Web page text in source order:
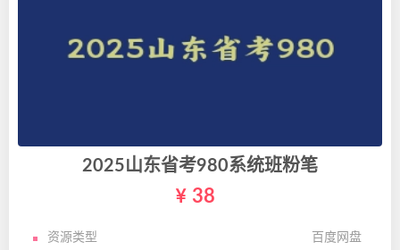
2025山东省考980系统班粉笔
38
资源类型 百度网盘